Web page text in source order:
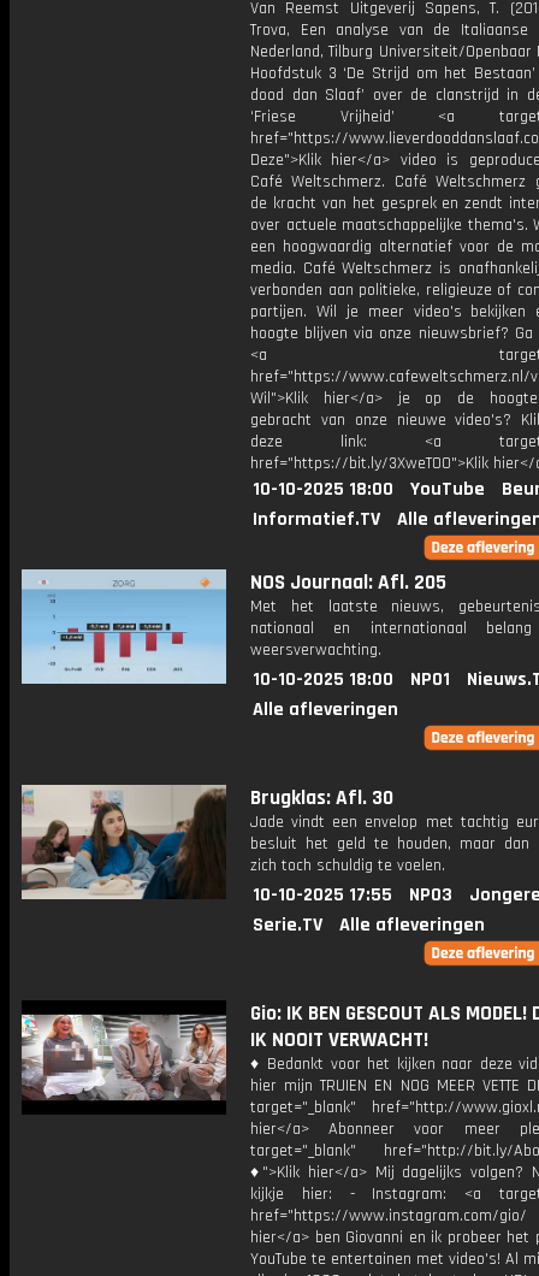
Van Reemst Uitgeverij Sapens, T.
Trova, Een analyse van de
Nederland, Tilburg Universiteit/
Hoofdstuk 3 ‘De Strijd om het
dood dan Slaaf’ over de clanstrijd in
‘Friese Vrijheid’ <a
href="https://
Deze">Klik hier</a> video is
Café Weltschmerz. Café Weltschmerz
de kracht van het gesprek en zendt
over actuele maatschappelijke thema's.
een hoogwaardig alternatief voor de
media. Café Weltschmerz is
verbonden aan politieke, religieuze of
partijen. Wil je meer video's bekijken
hoogte blijven via onze nieuwsbrief? Ga
<a
href="https://www.cafeweltschmerz.nl/
Wil">Klik hier</a> je op de
gebracht van onze nieuwe video's?
deze link: <a
href="https://bit.ly/3XweTO0">Klik hier</
10-10-2025 18:00 YouTube
Informatief.TV
Alle
NOS Journaal: Afl. 205
Met het laatste nieuws,
nationaal en internationaal
weersverwachting.
10-10-2025 18:00 NPO1
Alle afleveringen
Brugklas: Afl. 30
Jade vindt een envelop met tachtig
besluit het geld te houden, maar dan
zich toch schuldig te voelen.
10-10-2025 17:55 NPO3
Serie.TV
Alle afleveringen
Gio: IK BEN GESCOUT ALS MODEL!
IK NOOIT VERWACHT!
♦ Bedankt voor het kijken naar deze
hier mijn TRUIEN EN NOG MEER VETTE
target="_blank" href="http://
hier</a> Abonneer voor meer
target="_blank" href="http://bit.ly/
♦">Klik hier</a> Mij dagelijks volgen?
kijkje hier: - Instagram: <a
href="https://www.instagram.com/
hier</a> ben Giovanni en ik probeer het
YouTube te entertainen met video's! Al